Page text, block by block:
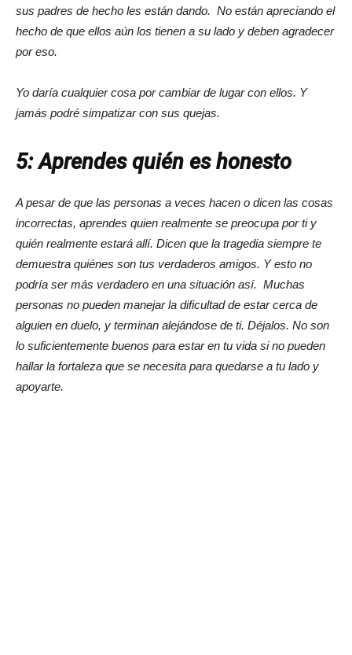
sus padres de hecho les están dando. No están apreciando el
hecho de que ellos aún los tienen a su lado y deben agradecer
por eso.
Yo daría cualquier cosa por cambiar de lugar con ellos. Y
jamás podré simpatizar con sus quejas.
5: Aprendes quién es honesto
A pesar de que las personas a veces hacen o dicen las cosas
incorrectas, aprendes quien realmente se preocupa por ti y
quién realmente estará allí. Dicen que la tragedia siempre te
demuestra quiénes son tus verdaderos amigos. Y esto no
podría ser más verdadero en una situación así. Muchas
personas no pueden manejar la dificultad de estar cerca de
alguien en duelo, y terminan alejándose de ti. Déjalos. No son
lo suficientemente buenos para estar en tu vida si no pueden
hallar la fortaleza que se necesita para quedarse a tu lado y
apoyarte.